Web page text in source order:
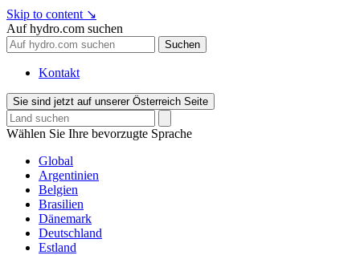
Skip to content ↘
Auf hydro.com suchen
Suchen
Kontakt
Sie sind jetzt auf unserer Österreich Seite
Wählen Sie Ihre bevorzugte Sprache
Global
Argentinien
Belgien
Brasilien
Dänemark
Deutschland
Estland